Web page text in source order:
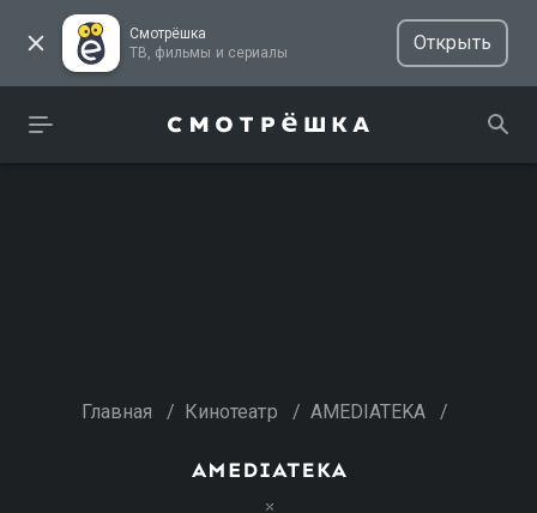
Смотрёшка
ТВ, фильмы и сериалы
Открыть
Главная / Кинотеатр / AMEDIATEKA /